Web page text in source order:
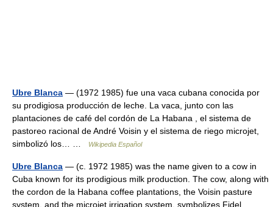
Ubre Blanca — (1972 1985) fue una vaca cubana conocida por
su prodigiosa producción de leche. La vaca, junto con las
plantaciones de café del cordón de La Habana , el sistema de
pastoreo racional de André Voisin y el sistema de riego microjet,
simbolizó los… …
Wikipedia Español
Ubre Blanca — (c. 1972 1985) was the name given to a cow in
Cuba known for its prodigious milk production. The cow, along with
the cordon de la Habana coffee plantations, the Voisin pasture
system, and the microjet irrigation system, symbolizes Fidel